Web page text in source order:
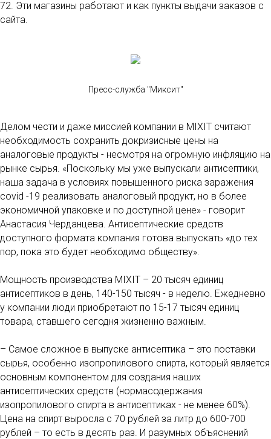
72. Эти магазины работают и как пункты выдачи заказов с
сайта.
Пресс-служба "Миксит"
Делом чести и даже миссией компании в MIXIT считают
необходимость сохранить докризисные цены на
аналоговые продукты - несмотря на огромную инфляцию на
рынке сырья. «Поскольку мы уже выпускали антисептики,
наша задача в условиях повышенного риска заражения
covid -19 реализовать аналоговый продукт, но в более
экономичной упаковке и по доступной цене» - говорит
Анастасия Черданцева. Антисептические средств
доступного формата компания готова выпускать «до тех
пор, пока это будет необходимо обществу».
Мощность производства MIXIT – 20 тысяч единиц
антисептиков в день, 140-150 тысяч - в неделю. Ежедневно
у компании люди приобретают по 15-17 тысяч единиц
товара, ставшего сегодня жизненно важным.
– Самое сложное в выпуске антисептика – это поставки
сырья, особенно изопропилового спирта, который является
основным компонентом для создания наших
антисептических средств (нормасодержания
изопропилового спирта в антисептиках - не менее 60%).
Цена на спирт выросла с 70 рублей за литр до 600-700
рублей – то есть в десять раз. И разумных объяснений